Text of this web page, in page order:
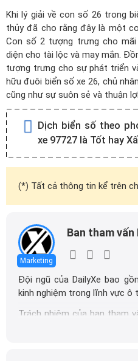
Khi lý giải về con số 26 trong
thủy đã cho rằng đây là một
Con số 2 tượng trưng cho
diện cho tài lộc và may mắn.
tượng trưng cho sự phát triển
hữu đuôi biển số xe 26, chủ
cũng như sự suôn sẻ và thuận
Dịch biển số theo
xe 97727 là Tốt hay
(*) Tất cả thông tin kể trên
Marketing
Ban tham vấn
Đội ngũ của DailyXe bao
kinh nghiệm trong lĩnh vực ô
Trách nhiệm của ban tham
tin chính xác được đăng